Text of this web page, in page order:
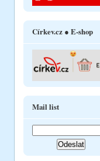
Církev.cz ● E-shop
Mail list